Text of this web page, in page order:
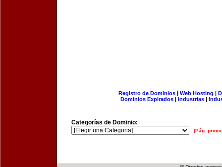
Registro de Dominios| Web Hosting |
Dominios Expirados | Industrias |
Categorías de Dominio:
[Pág.